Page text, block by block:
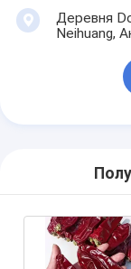
Деревня
Neihuang,